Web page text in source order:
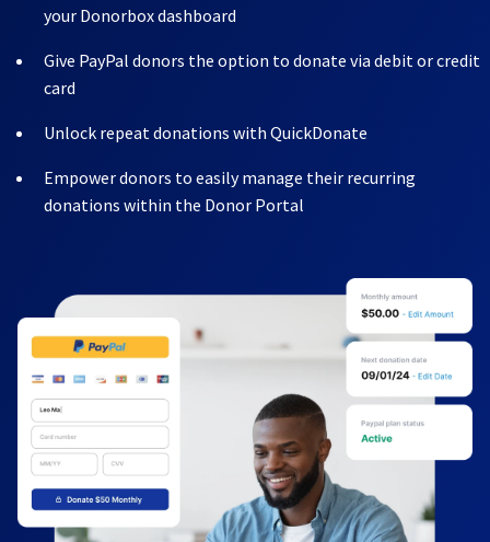
your Donorbox dashboard
Give PayPal donors the option to donate via debit or credit
card
Unlock repeat donations with QuickDonate
Empower donors to easily manage their recurring
donations within the Donor Portal